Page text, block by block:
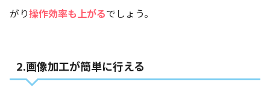
がり操作効率も上がるでしょう。
2.画像加工が簡単に行える